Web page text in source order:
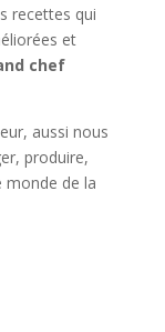
recettes qui
et
chef
aussi nous
produire,
monde de la